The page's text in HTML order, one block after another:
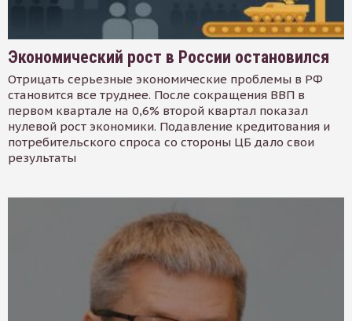
Экономический рост в России остановился
Отрицать серьезные экономические проблемы в РФ
становится все труднее. После сокращения ВВП в
первом квартале на 0,6% второй квартал показал
нулевой рост экономики. Подавление кредитования и
потребительского спроса со стороны ЦБ дало свои
результаты